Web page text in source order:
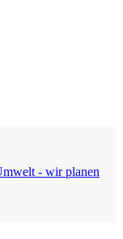
- wir planen